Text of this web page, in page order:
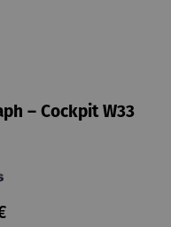
– Cockpit W33